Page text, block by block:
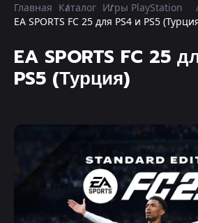
Главная Каталог Игры PlayStation
EA SPORTS FC 25 для PS4 и PS5
EA SPORTS FC 25
PS5 (Турция)